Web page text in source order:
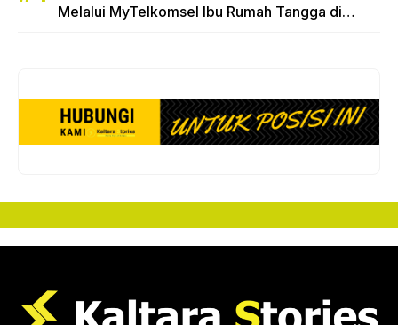
Melalui MyTelkomsel Ibu Rumah Tangga di